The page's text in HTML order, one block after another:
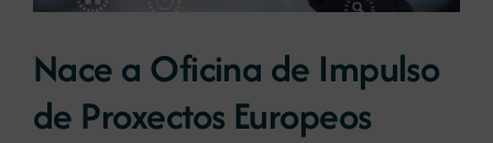
Nace a Oficina de Impulso
de Proxectos Europeos